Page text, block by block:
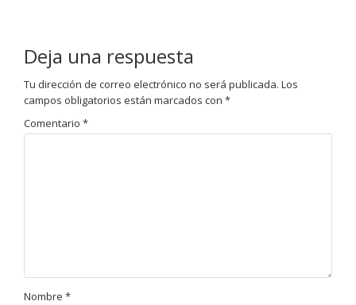
Deja una respuesta
Tu dirección de correo electrónico no será publicada. Los
campos obligatorios están marcados con *
Comentario *
Nombre *